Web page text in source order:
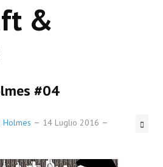
&
#04
14 Luglio 2016